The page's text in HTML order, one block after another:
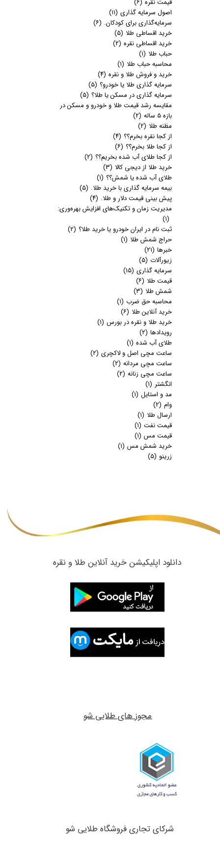
اصول سرمایه گذاری (۱۱)
سرمایه‌گذاری برای کودکان. (۶)
خرید اقساطی طلا (۵)
خرید اقساطی نقره (۲)
حباب طلا (۱)
محاسبه حباب طلا (۱)
خرید و فروش طلا و نقره (۴)
سرمایه گذاری طلا یا خودرو؟ (۵)
سرمایه گذاری در مسکن یا طلا؟ (۵)
مقایسه رشد قیمت طلا و خودرو و مسکن در
بازه 5 ساله
(۲)
مظنه طلا (۲)
از کجا نقره بخرم؟؟ (۴)
از کجا طلا بخرم؟؟ (۶)
از کجا طلای آب شده بخریم؟؟ (۲)
خرید طلا از دیجی کالا (۳)
طلای آب شده یا شمش؟؟ (۱)
بیمه سرمایه گذاری با خرید طلا. (۵)
پیش بینی قیمت دلار و طلا. (۴)
مدیریت زمان و تکنیک‌های افزایش بهره‌وری:
(۱)
ثبت نام در ایران خودرو یا خرید طلا؟ (۲)
حراج شمش طلا (۱)
خبرها (۲۱)
زیورآلات (۵)
سرمایه گذاری (۱۵)
قیمت طلا (۶)
شمش طلا (۳)
محاسبه حق ضرب (۱)
خرید آنلاین طلا (۶)
خرید طلا و نقره در بورس (۱)
رویدادها (۲)
طلای آب شده (۱)
ساعت مچی اصل و لاکچری (۲)
ساعت مچی مردانه (۲)
ساعت مچی زنانه (۲)
انگشتر (۱)
مد و استایل (۱)
وام (۲)
ارسال طلا (۱)
قیمت نفت (۱)
قیمت مس (۱)
خرید شمش مس (۱)
زرینو (۵)
شرکای تجاری ​​​​​​​فروشگاه طلایی شو
​دانلود اپلیکیشن خرید آنلاین طلا و نقره
مجوز های طلایی شو